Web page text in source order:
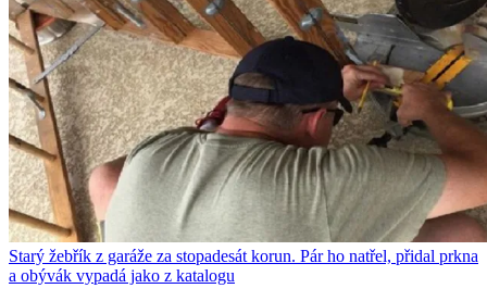
Starý žebřík z garáže za stopadesát korun. Pár ho natřel, přidal prkna
a obývák vypadá jako z katalogu